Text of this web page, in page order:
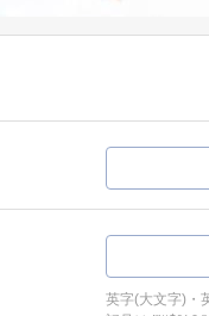
英字(大文字)・